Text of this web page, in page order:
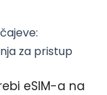
:
za pristup
eSIM-a na